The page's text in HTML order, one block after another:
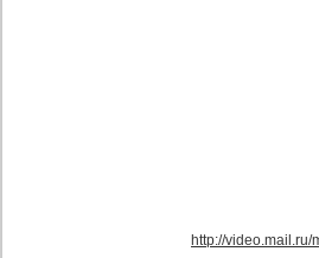
http://